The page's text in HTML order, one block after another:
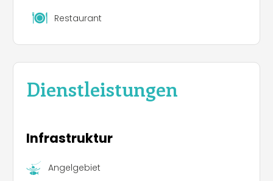
Restaurant
Dienstleistungen
Infrastruktur
Angelgebiet